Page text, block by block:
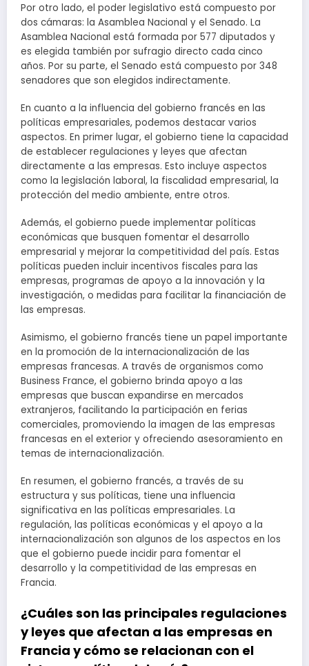
Por otro lado, el poder legislativo está compuesto por
dos cámaras: la Asamblea Nacional y el Senado. La
Asamblea Nacional está formada por 577 diputados y
es elegida también por sufragio directo cada cinco
años. Por su parte, el Senado está compuesto por 348
senadores que son elegidos indirectamente.
En cuanto a la influencia del gobierno francés en las
políticas empresariales, podemos destacar varios
aspectos. En primer lugar, el gobierno tiene la capacidad
de establecer regulaciones y leyes que afectan
directamente a las empresas. Esto incluye aspectos
como la legislación laboral, la fiscalidad empresarial, la
protección del medio ambiente, entre otros.
Además, el gobierno puede implementar políticas
económicas que busquen fomentar el desarrollo
empresarial y mejorar la competitividad del país. Estas
políticas pueden incluir incentivos fiscales para las
empresas, programas de apoyo a la innovación y la
investigación, o medidas para facilitar la financiación de
las empresas.
Asimismo, el gobierno francés tiene un papel importante
en la promoción de la internacionalización de las
empresas francesas. A través de organismos como
Business France, el gobierno brinda apoyo a las
empresas que buscan expandirse en mercados
extranjeros, facilitando la participación en ferias
comerciales, promoviendo la imagen de las empresas
francesas en el exterior y ofreciendo asesoramiento en
temas de internacionalización.
En resumen, el gobierno francés, a través de su
estructura y sus políticas, tiene una influencia
significativa en las políticas empresariales. La
regulación, las políticas económicas y el apoyo a la
internacionalización son algunos de los aspectos en los
que el gobierno puede incidir para fomentar el
desarrollo y la competitividad de las empresas en
Francia.
¿Cuáles son las principales regulaciones
y leyes que afectan a las empresas en
Francia y cómo se relacionan con el